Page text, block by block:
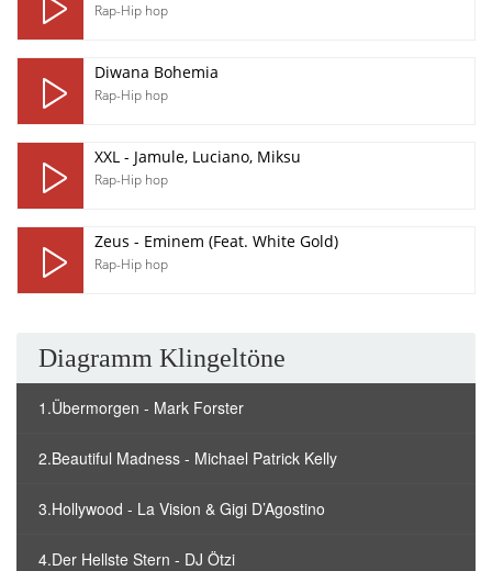
Rap-Hip hop
Diwana Bohemia
Rap-Hip hop
XXL - Jamule, Luciano, Miksu
Rap-Hip hop
Zeus - Eminem (Feat. White Gold)
Rap-Hip hop
Diagramm Klingeltöne
1.Übermorgen - Mark Forster
2.Beautiful Madness - Michael Patrick Kelly
3.Hollywood - La Vision & Gigi D’Agostino
4.Der Hellste Stern - DJ Ötzi